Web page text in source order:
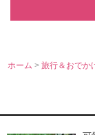
ホーム >旅行＆おでか